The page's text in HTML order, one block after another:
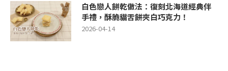
白色戀人餅乾做法：復刻北海道經典伴
手禮，酥脆貓舌餅夾白巧克力！
2026-04-14